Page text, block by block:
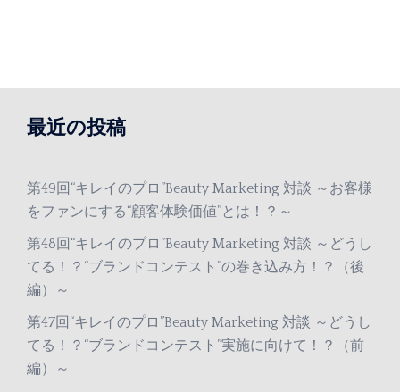
最近の投稿
第49回“キレイのプロ”Beauty Marketing 対談 ～お客様
をファンにする“顧客体験価値”とは！？～
第48回“キレイのプロ”Beauty Marketing 対談 ～どうし
てる！？“ブランドコンテスト”の巻き込み方！？（後
編）～
第47回“キレイのプロ”Beauty Marketing 対談 ～どうし
てる！？“ブランドコンテスト”実施に向けて！？（前
編）～